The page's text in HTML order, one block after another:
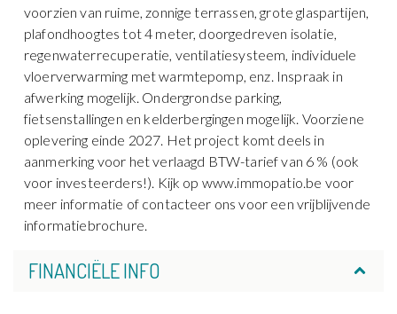
voorzien van ruime, zonnige terrassen, grote glaspartijen,
plafondhoogtes tot 4 meter, doorgedreven isolatie,
regenwaterrecuperatie, ventilatiesysteem, individuele
vloerverwarming met warmtepomp, enz. Inspraak in
afwerking mogelijk. Ondergrondse parking,
fietsenstallingen en kelderbergingen mogelijk. Voorziene
oplevering einde 2027. Het project komt deels in
aanmerking voor het verlaagd BTW-tarief van 6 % (ook
voor investeerders!). Kijk op www.immopatio.be voor
meer informatie of contacteer ons voor een vrijblijvende
informatiebrochure.
FINANCIËLE INFO